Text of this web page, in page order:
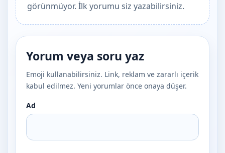
görünmüyor. İlk yorumu siz yazabilirsiniz.
Yorum veya soru yaz
Emoji kullanabilirsiniz. Link, reklam ve zararlı içerik
kabul edilmez. Yeni yorumlar önce onaya düşer.
Ad